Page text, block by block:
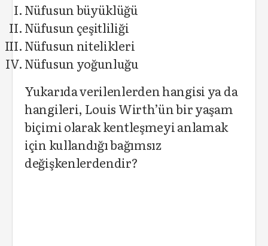
Nüfusun büyüklüğü
Nüfusun çeşitliliği
Nüfusun nitelikleri
Nüfusun yoğunluğu
Yukarıda verilenlerden hangisi ya da
hangileri, Louis Wirth’ün bir yaşam
biçimi olarak kentleşmeyi anlamak
için kullandığı bağımsız
değişkenlerdendir?